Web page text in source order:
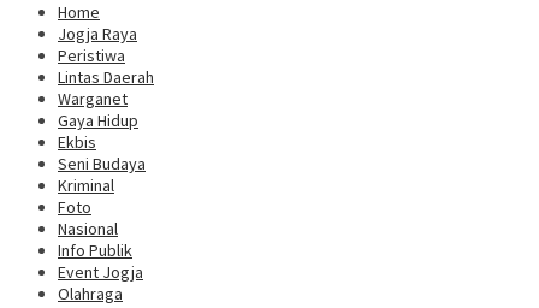
Home
Jogja Raya
Peristiwa
Lintas Daerah
Warganet
Gaya Hidup
Ekbis
Seni Budaya
Kriminal
Foto
Nasional
Info Publik
Event Jogja
Olahraga